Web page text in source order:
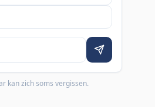
kan zich soms vergissen.